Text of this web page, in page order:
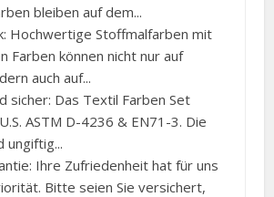
bleiben auf dem...
Hochwertige Stoffmalfarben mit
Farben können nicht nur auf
auch auf...
sicher: Das Textil Farben Set
ASTM D-4236 & EN71-3. Die
ungiftig...
Ihre Zufriedenheit hat für uns
Bitte seien Sie versichert,